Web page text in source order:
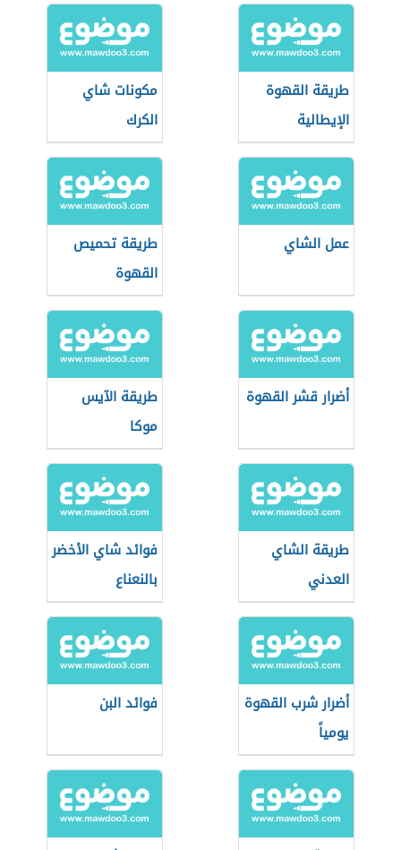
طريقة القهوة
الإيطالية
مكونات شاي
الكرك
عمل الشاي
طريقة تحميص
القهوة
أضرار قشر القهوة
طريقة الآيس
موكا
طريقة الشاي
العدني
فوائد شاي الأخضر
بالنعناع
أضرار شرب القهوة
يومياً
فوائد البن